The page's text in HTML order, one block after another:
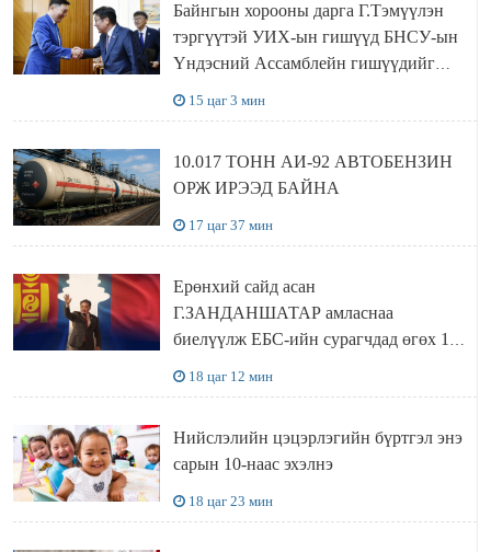
Байнгын хорооны дарга Г.Тэмүүлэн
тэргүүтэй УИХ-ын гишүүд БНСУ-ын
Үндэсний Ассамблейн гишүүдийг
хүлээн авч уулзав
15 цаг 3 мин
10.017 ТОНН АИ-92 АВТОБЕНЗИН
ОРЖ ИРЭЭД БАЙНА
17 цаг 37 мин
Ерөнхий сайд асан
Г.ЗАНДАНШАТАР амласнаа
биелүүлж ЕБС-ийн сурагчдад өгөх 10.
МЯНГАН ШАТРАА хүлээн авчээ
18 цаг 12 мин
Нийслэлийн цэцэрлэгийн бүртгэл энэ
сарын 10-наас эхэлнэ
18 цаг 23 мин